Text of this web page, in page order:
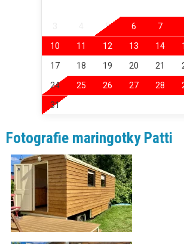
5 6 7
10 11 12 13 14
17 18 19 20 21
24 25 26 27 28
31
Fotografie maringotky Patti